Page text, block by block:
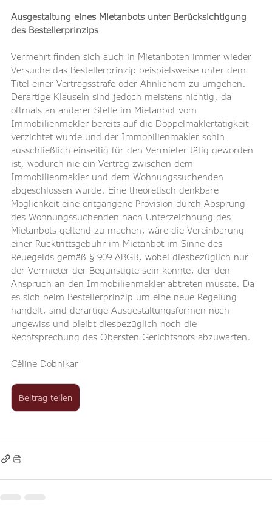
Ausgestaltung eines Mietanbots unter Berücksichtigung
des Bestellerprinzips
Vermehrt finden sich auch in Mietanboten immer wieder
Versuche das Bestellerprinzip beispielsweise unter dem
Titel einer Vertragsstrafe oder Ähnlichem zu umgehen.
Derartige Klauseln sind jedoch meistens nichtig, da
oftmals an anderer Stelle im Mietanbot vom
Immobilienmakler bereits auf die Doppelmaklertätigkeit
verzichtet wurde und der Immobilienmakler sohin
ausschließlich einseitig für den Vermieter tätig geworden
ist, wodurch nie ein Vertrag zwischen dem
Immobilienmakler und dem Wohnungssuchenden
abgeschlossen wurde. Eine theoretisch denkbare
Möglichkeit eine entgangene Provision durch Absprung
des Wohnungssuchenden nach Unterzeichnung des
Mietanbots geltend zu machen, wäre die Vereinbarung
einer Rücktrittsgebühr im Mietanbot im Sinne des
Reuegelds gemäß § 909 ABGB, wobei diesbezüglich nur
der Vermieter der Begünstigte sein könnte, der den
Anspruch an den Immobilienmakler abtreten müsste. Da
es sich beim Bestellerprinzip um eine neue Regelung
handelt, sind derartige Ausgestaltungsformen noch
ungewiss und bleibt diesbezüglich noch die
Rechtsprechung des Obersten Gerichtshofs abzuwarten.
Céline Dobnikar
Beitrag teilen